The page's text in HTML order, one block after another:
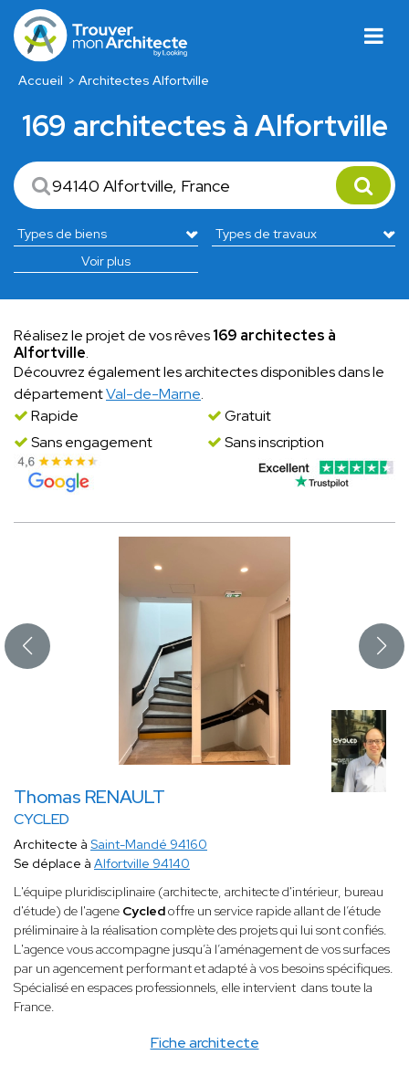
Accueil Architectes Alfortville
169 architectes à Alfortville
Voir plus
Réalisez le projet de vos rêves169 architectes à
Alfortville.
Découvrez également les architectes disponibles dans le
départementVal-de-Marne.
Rapide
Gratuit
Sans engagement
Sans inscription
Thomas RENAULT
CYCLED
Fiche architecte
Architecte à Saint-Mandé 94160
Se déplace à Alfortville 94140
​L'équipe pluridisciplinaire (architecte, architecte d'intérieur, bureau
d'étude) de l'agene Cycledoffre un service rapide allant de l’étude
préliminaire à la réalisation complète des projets qui lui sont confiés.
L'agence vous accompagne jusqu’à l’aménagement de vos surfaces
par un agencement performant et adapté à vos besoins spécifiques.
Spécialisé en espaces professionnels, elle intervient dans toute la
France.